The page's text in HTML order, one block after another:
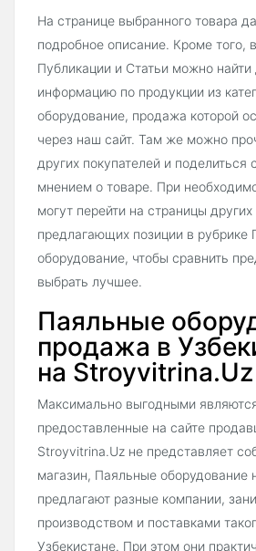
На странице выбранного товара
подробное описание. Кроме того,
Публикации и Статьи можно
информацию по продукции из
оборудование, продажа которой
через наш сайт. Там же можно
других покупателей и поделиться
мнением о товаре. При
могут перейти на страницы
предлагающих позиции в рубрике
оборудование, чтобы сравнить
выбрать лучшее.
Паяльные
продажа в
на Stroyvitrina.Uz
Максимально выгодными
предоставленные на сайте
Stroyvitrina.Uz не представляет
магазин, Паяльные оборудование
предлагают разные компании,
производством и поставками
Узбекистане. При этом они